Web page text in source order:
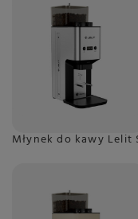
Młynek do kawy Lelit